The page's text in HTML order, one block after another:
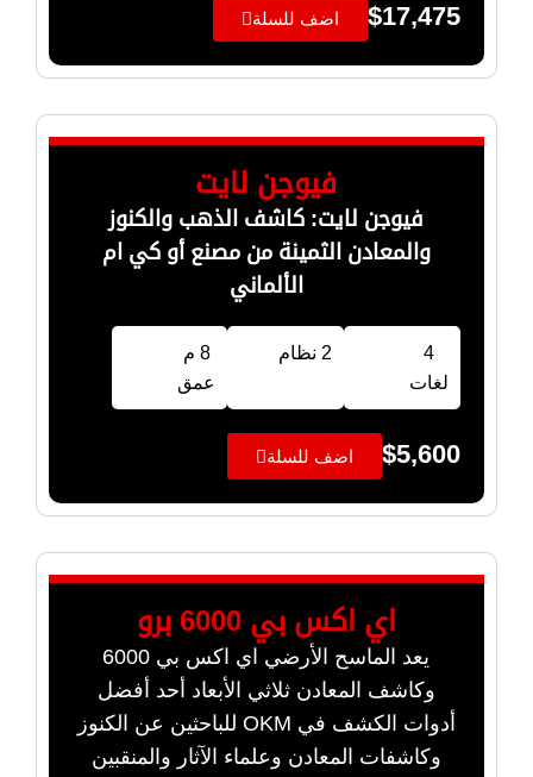
$17,475 اضف للسلة
فيوجن لايت
فيوجن لايت: كاشف الذهب والكنوز
والمعادن الثمينة من مصنع أو كي ام
الألماني
4
لغات
2 نظام
8 م
عمق
$5,600 اضف للسلة
اي اكس بي 6000 برو
يعد الماسح الأرضي اي اكس بي 6000
وكاشف المعادن ثلاثي الأبعاد أحد أفضل
أدوات الكشف في OKM للباحثين عن الكنوز
وكاشفات المعادن وعلماء الآثار والمنقبين